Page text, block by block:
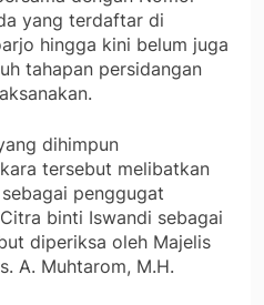
yang terdaftar di
hingga kini belum juga
tahapan persidangan
dihimpun
tersebut melibatkan
penggugat
binti Iswandi sebagai
diperiksa oleh Majelis
A. Muhtarom, M.H.